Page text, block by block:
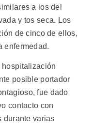
a los del
y tos seca. Los
de cinco de ellos,
enfermedad.
hospitalización
posible portador
fue dado
contacto con
durante varias